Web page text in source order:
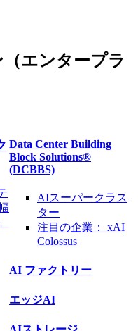
エンタープラ
Data Center Building
Block Solutions®
(DCBBS)
AIスーパークラス
ター
注目の企業： xAI
Colossus
AI ファクトリー
エッジAI